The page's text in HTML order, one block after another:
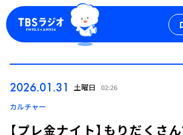
2026.01.31 土曜日 02:26
カルチャー
【プレ金ナイト】もりだくさん